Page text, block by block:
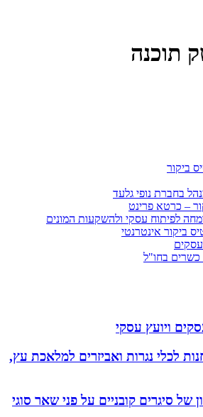
תוכנה
ביקור
בחברת נופי גלעד
– כרטא פרינט
לפיתוח עסקי ולהשקעות המונים
ביקור אינטרנטי
כשרים בחו"ל
ויועץ עסקי
לכלי נגרות ואביזרים למלאכת עץ,
של סיגרים קובניים על פני שאר סוגי